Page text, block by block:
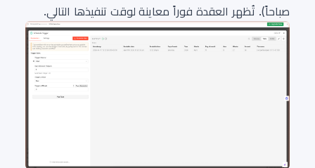
صباحاً). تُظهر العقدة فوراً معاينة لوقت تنفيذها التالي.